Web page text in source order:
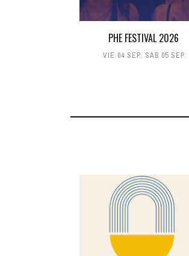
PHE FESTIVAL 2026
VIE 04 SEP, SÁB 05 SEP